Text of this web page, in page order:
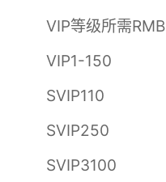
VIP等级所需RMB
VIP1-150
SVIP110
SVIP250
SVIP3100